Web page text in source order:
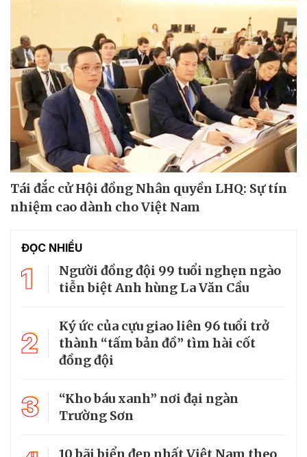
Tái đắc cử Hội đồng Nhân quyền LHQ: Sự tín
nhiệm cao dành cho Việt Nam
ĐỌC NHIỀU
1
Người đồng đội 99 tuổi nghẹn ngào
tiễn biệt Anh hùng La Văn Cầu
2
Ký ức của cựu giao liên 96 tuổi trở
thành “tấm bản đồ” tìm hài cốt
đồng đội
3
“Kho báu xanh” nơi đại ngàn
Trường Sơn